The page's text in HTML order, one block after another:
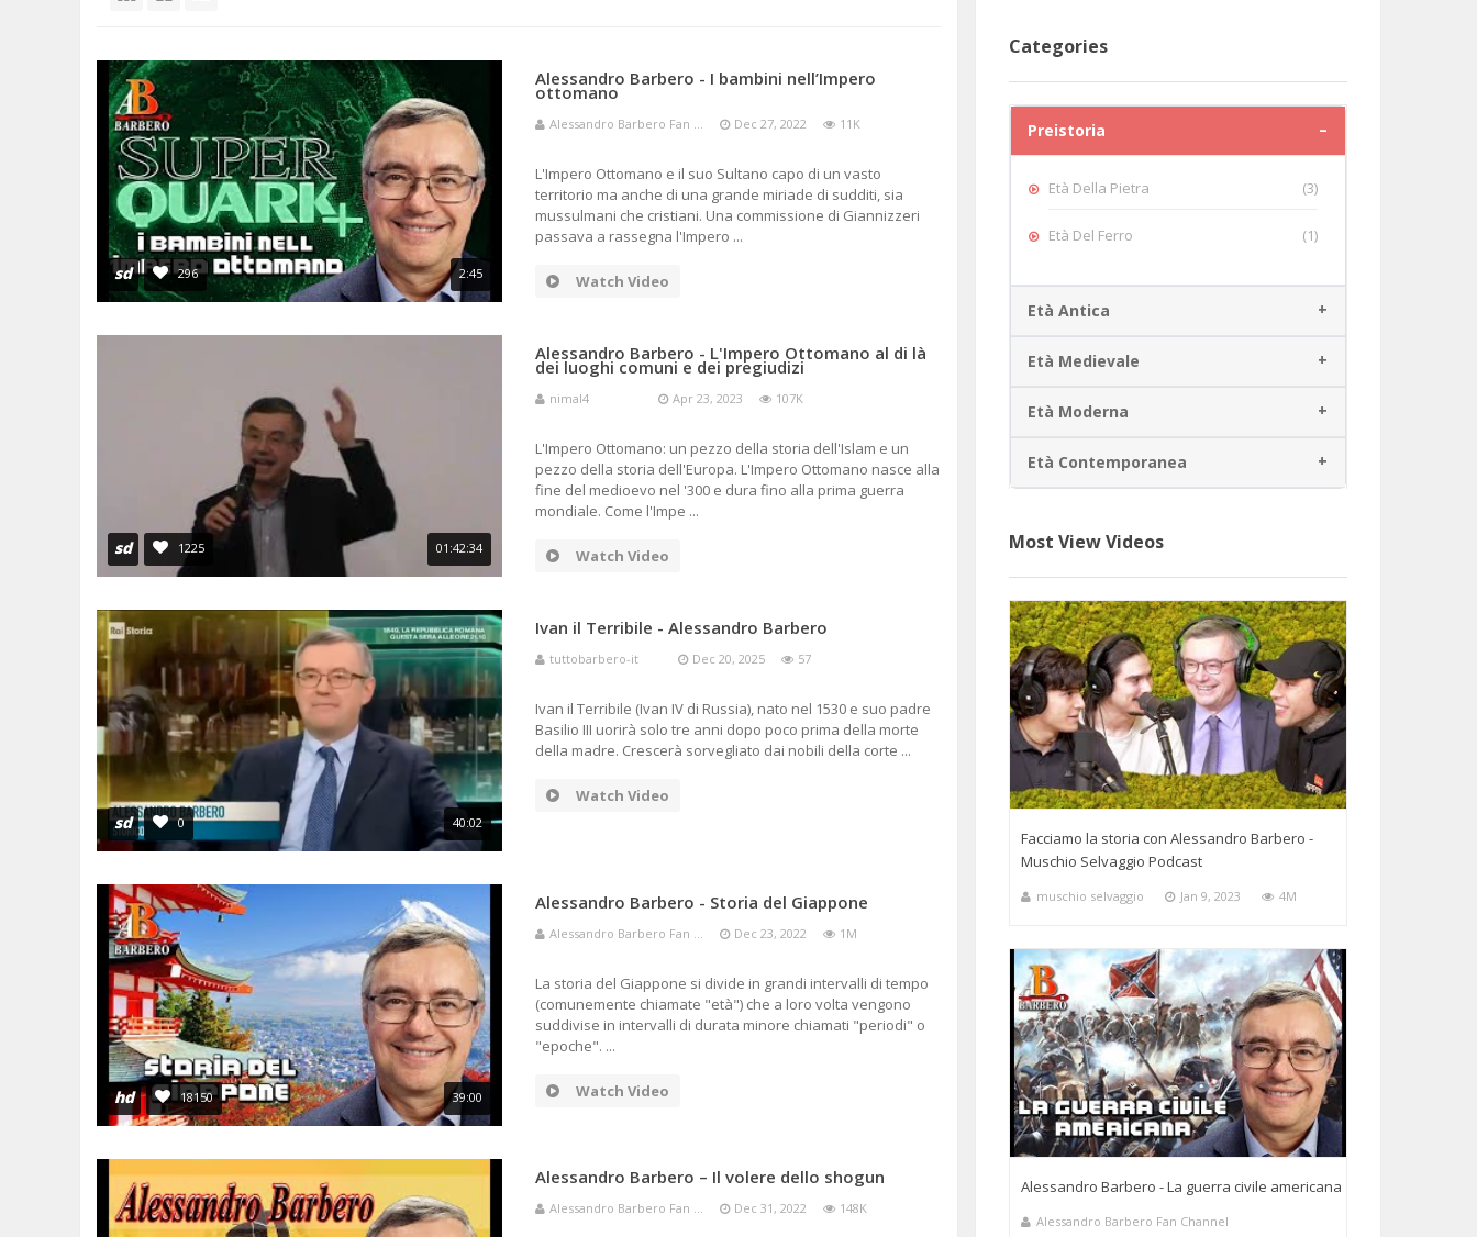
MEDI E PERSIANI
GRECI
IMPERO ROMANO
CIVILTÀ PRECOLOMBIANE
POST 2020 E ATTUALITÀ
PASSATO E PRESENTE
IL TEMPO E LA STORIA
sd 296 2:45
Alessandro Barbero - I bambini nell’Impero
ottomano
Alessandro Barbero Fan ... Dec 27, 2022 11K
L'Impero Ottomano e il suo Sultano capo di un vasto
territorio ma anche di una grande miriade di sudditi, sia
mussulmani che cristiani. Una commissione di Giannizzeri
passava a rassegna l'Impero ...
Watch Video
sd 1225 01:42:34
Alessandro Barbero - L'Impero Ottomano al di là
dei luoghi comuni e dei pregiudizi
nimal4 Apr 23, 2023 107K
L'Impero Ottomano: un pezzo della storia dell'Islam e un
pezzo della storia dell'Europa. L'Impero Ottomano nasce alla
fine del medioevo nel '300 e dura fino alla prima guerra
mondiale. Come l'Impe ...
Watch Video
sd 0 40:02
Ivan il Terribile - Alessandro Barbero
tuttobarbero-it Dec 20, 2025 57
Ivan il Terribile (Ivan IV di Russia), nato nel 1530 e suo padre
Basilio III uorirà solo tre anni dopo poco prima della morte
della madre. Crescerà sorvegliato dai nobili della corte ...
Watch Video
hd 18150 39:00
Alessandro Barbero - Storia del Giappone
Alessandro Barbero Fan ... Dec 23, 2022 1M
La storia del Giappone si divide in grandi intervalli di tempo
(comunemente chiamate "età") che a loro volta vengono
suddivise in intervalli di durata minore chiamati "periodi" o
"epoche". ...
Watch Video
Alessandro Barbero – Il volere dello shogun
Alessandro Barbero Fan ... Dec 31, 2022 148K
Categories
Preistoria
Età Della Pietra (3)
Età Del Ferro (1)
Età Antica
Età Medievale
Età Moderna
Età Contemporanea
Most View Videos
Facciamo la storia con Alessandro Barbero -
Muschio Selvaggio Podcast
muschio selvaggio Jan 9, 2023 4M
Alessandro Barbero - La guerra civile americana
Alessandro Barbero Fan Channel